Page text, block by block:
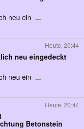
neu ein ...
Heute, 20:44
neu eingedeckt
neu ein ...
Heute, 20:44
Betonstein